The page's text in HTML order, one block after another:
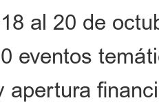
al 20 de
eventos
apertura